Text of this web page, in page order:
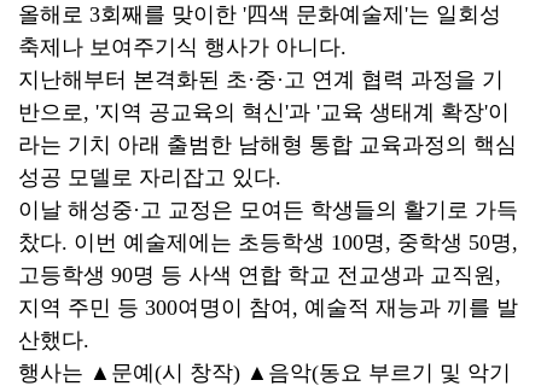
올해로 3회째를 맞이한 '四색 문화예술제'는 일회성
축제나 보여주기식 행사가 아니다.
지난해부터 본격화된 초·중·고 연계 협력 과정을 기
반으로, '지역 공교육의 혁신'과 '교육 생태계 확장'이
라는 기치 아래 출범한 남해형 통합 교육과정의 핵심
성공 모델로 자리잡고 있다.
이날 해성중·고 교정은 모여든 학생들의 활기로 가득
찼다. 이번 예술제에는 초등학생 100명, 중학생 50명,
고등학생 90명 등 사색 연합 학교 전교생과 교직원,
지역 주민 등 300여명이 참여, 예술적 재능과 끼를 발
산했다.
행사는 ▲문예(시 창작) ▲음악(동요 부르기 및 악기